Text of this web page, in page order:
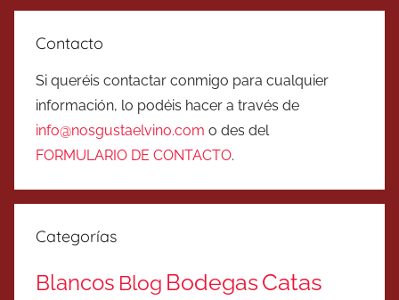
Contacto
Si queréis contactar conmigo para cualquier
información, lo podéis hacer a través de
info@nosgustaelvino.com o des del
FORMULARIO DE CONTACTO.
Categorías
Blancos Blog BodegasCatas